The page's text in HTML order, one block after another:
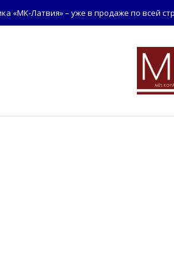
«МК-Латвия» – уже в продаже по всей